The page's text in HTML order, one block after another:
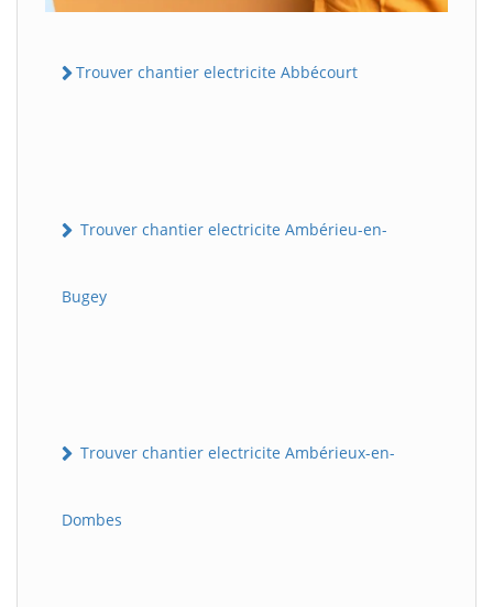
Trouver chantier electricite Abbécourt
Trouver chantier electricite Ambérieu-en-
Bugey
Trouver chantier electricite Ambérieux-en-
Dombes